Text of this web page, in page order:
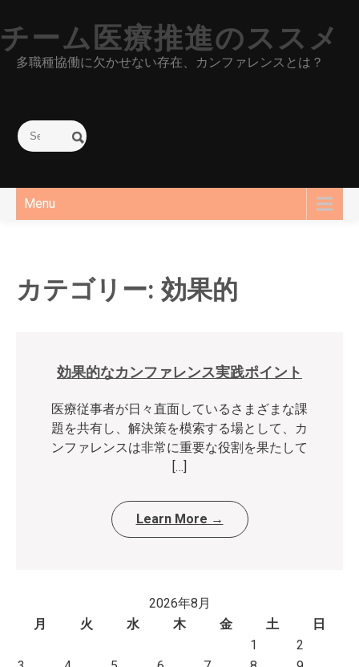
to
content
チーム医療推進のススメ
多職種協働に欠かせない存在、カンファレンスとは？
Menu
カテゴリー: 効果的
効果的なカンファレンス実践ポイント
医療従事者が日々直面しているさまざまな課
題を共有し、解決策を模索する場として、カ
ンファレンスは非常に重要な役割を果たして
[…]
Learn More →
2026年8月
月
火 水 木 金 土
日
1
2